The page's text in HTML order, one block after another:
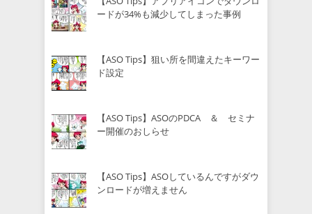
ードが34%も減少してしまった事例
【ASO Tips】狙い所を間違えたキーワー
ド設定
【ASO Tips】ASOのPDCA ＆ セミナ
ー開催のおしらせ
【ASO Tips】ASOしているんですがダウ
ンロードが増えません